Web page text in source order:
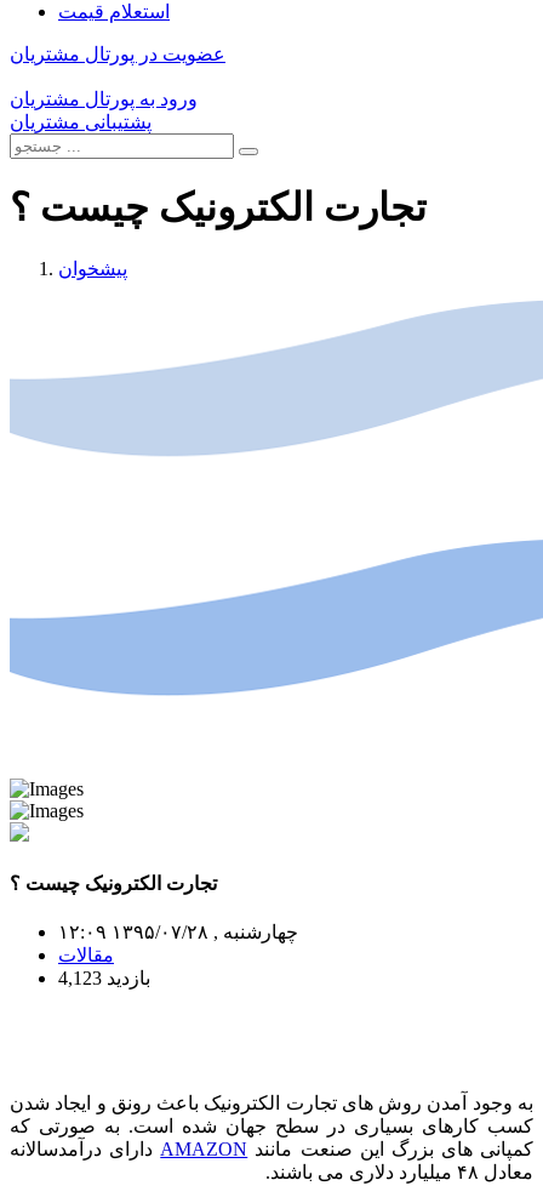
استعلام قیمت
عضویت در پورتال مشتریان
ورود به پورتال مشتریان
پشتیبانی مشتریان
تجارت الکترونیک چیست ؟
پیشخوان
تجارت الکترونیک چیست ؟
چهارشنبه , ۱۳۹۵/۰۷/۲۸ ۱۲:۰۹
مقالات
4,123 بازدید
به وجود آمدن روش های تجارت الکترونیک باعث رونق و ایجاد شدن
کسب کارهای بسیاری در سطح جهان شده است. به صورتی که
کمپانی های بزرگ این صنعت مانند AMAZONدارای درآمدسالانه
معادل ۴۸ میلیارد دلاری می باشند.